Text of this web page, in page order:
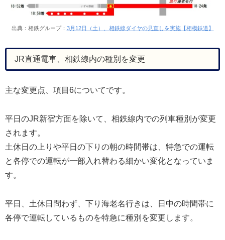
出典：相鉄グループ： 3月12日（土）、相鉄線ダイヤの見直しを実施【相模鉄道】
JR直通電車、相鉄線内の種別を変更
主な変更点、項目6についてです。
平日のJR新宿方面を除いて、相鉄線内での列車種別が変更
されます。
土休日の上りや平日の下りの朝の時間帯は、特急での運転
と各停での運転が一部入れ替わる細かい変化となっていま
す。
平日、土休日問わず、下り海老名行きは、日中の時間帯に
各停で運転しているものを特急に種別を変更します。